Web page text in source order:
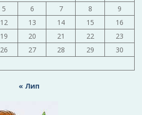
5 6 7 8
9
12 13 14 15
16
19 20 21 22
23
26 27 28 29
30
« Лип